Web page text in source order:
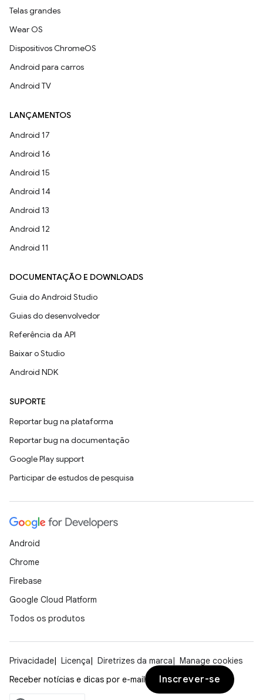
Telas grandes
Wear OS
Dispositivos ChromeOS
Android para carros
Android TV
LANÇAMENTOS
Android 17
Android 16
Android 15
Android 14
Android 13
Android 12
Android 11
DOCUMENTAÇÃO E DOWNLOADS
Guia do Android Studio
Guias do desenvolvedor
Referência da API
Baixar o Studio
Android NDK
SUPORTE
Reportar bug na plataforma
Reportar bug na documentação
Google Play support
Participar de estudos de pesquisa
Android
Chrome
Firebase
Google Cloud Platform
Todos os produtos
Privacidade Licença Diretrizes da marca
Manage cookies
Receber notícias e dicas por e-mail
Inscrever-se